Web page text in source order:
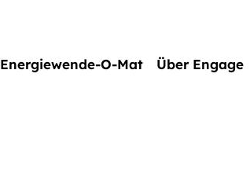
Energiewende-O-Mat Über Engage